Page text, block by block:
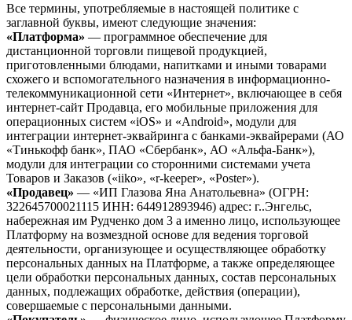
Все термины, употребляемые в настоящей политике с
заглавной буквы, имеют следующие значения:
«Платформа» — программное обеспечение для
дистанционной торговли пищевой продукцией,
приготовленными блюдами, напитками и иными товарами
схожего и вспомогательного назначения в информационно-
телекоммуникационной сети «Интернет», включающее в себя
интернет-сайт Продавца, его мобильные приложения для
операционных систем «iOS» и «Android», модули для
интеграции интернет-эквайринга с банками-эквайрерами (АО
«Тинькофф банк», ПАО «Сбербанк», АО «Альфа-Банк»),
модули для интеграции со сторонними системами учета
Товаров и Заказов («iiko», «r-keeper», «Poster»).
«Продавец» — «ИП Глазова Яна Анатольевна» (ОГРН:
322645700021115 ИНН: 644912893946) адрес: г..Энгельс,
набережная им Рудченко дом 3 а именно лицо, использующее
Платформу на возмездной основе для ведения торговой
деятельности, организующее и осуществляющее обработку
персональных данных на Платформе, а также определяющее
цели обработки персональных данных, состав персональных
данных, подлежащих обработке, действия (операции),
совершаемые с персональными данными.